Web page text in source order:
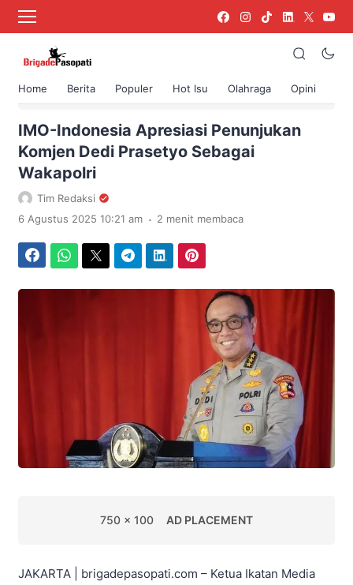
Home Berita Populer Hot Isu Olahraga Opini
›
IMO-Indonesia Apresiasi Penunjukan
Komjen Dedi Prasetyo Sebagai
Wakapolri
Tim Redaksi
6 Agustus 2025 10:21 am . 2 menit membaca
750 x 100 AD PLACEMENT
JAKARTA | brigadepasopati.com – Ketua Ikatan Media